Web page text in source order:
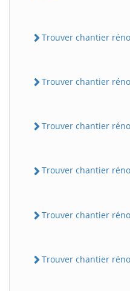
Trouver chantier
Trouver chantier
Trouver chantier
Trouver chantier
Trouver chantier
Trouver chantier